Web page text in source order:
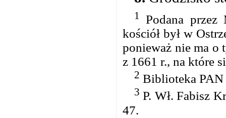
1
Podana
kościół był w
ponieważ nie ma o
z 1661 r., na które
2 Biblioteka
3 P. Wł. Fabisz
47.